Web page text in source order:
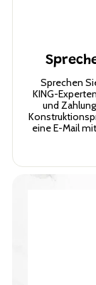
Sprechen
KING-
und
eine E-Mail